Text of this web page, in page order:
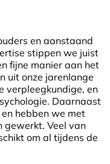
en aanstaand
stippen we juist
fijne manier aan het
uit onze jarenlange
verpleegkundige, en
Daarnaast
hebben we met
gewerkt. Veel van
om al tijdens de